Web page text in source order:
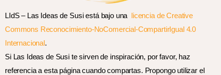
LIdS – Las Ideas de Susi está bajo una licencia de Creative
Commons Reconocimiento-NoComercial-CompartirIgual 4.0
Internacional.
Si Las Ideas de Susi te sirven de inspiración, por favor, haz
referencia a esta página cuando compartas. Propongo utilizar el